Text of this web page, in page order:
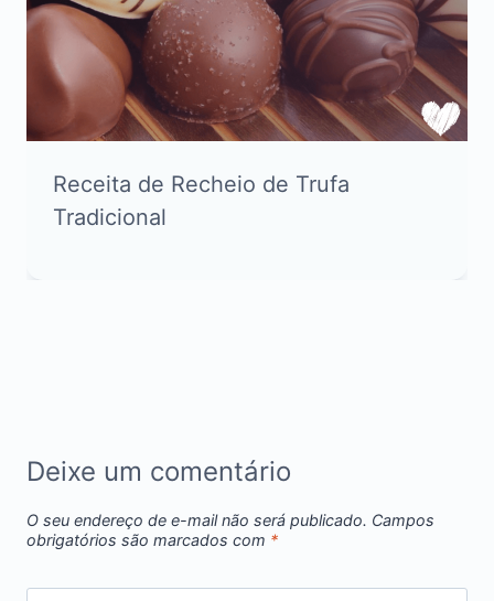
Receita de Recheio de Trufa
Tradicional
Deixe um comentário
O seu endereço de e-mail não será publicado. Campos
obrigatórios são marcados com *